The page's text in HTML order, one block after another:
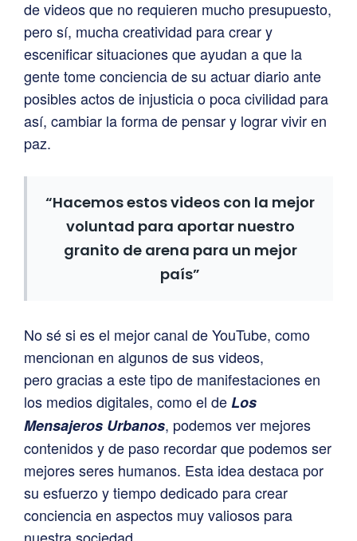
de videos que no requieren mucho presupuesto,
pero sí, mucha creatividad para crear y
escenificar situaciones que ayudan a que la
gente tome conciencia de su actuar diario ante
posibles actos de injusticia o poca civilidad para
así, cambiar la forma de pensar y lograr vivir en
paz.
“Hacemos estos videos con la mejor
voluntad para aportar nuestro
granito de arena para un mejor
país”
No sé si es el mejor canal de YouTube, como
mencionan en algunos de sus videos,
pero gracias a este tipo de manifestaciones en
los medios digitales, como el deLos
Mensajeros Urbanos, podemos ver mejores
contenidos y de paso recordar que podemos ser
mejores seres humanos. Esta idea destaca por
su esfuerzo y tiempo dedicado para crear
conciencia en aspectos muy valiosos para